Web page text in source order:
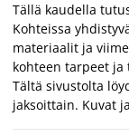
Tällä kaudella
Kohteissa
materiaalit ja
kohteen tarpeet
Tältä sivustolta
jaksoittain. Kuvat